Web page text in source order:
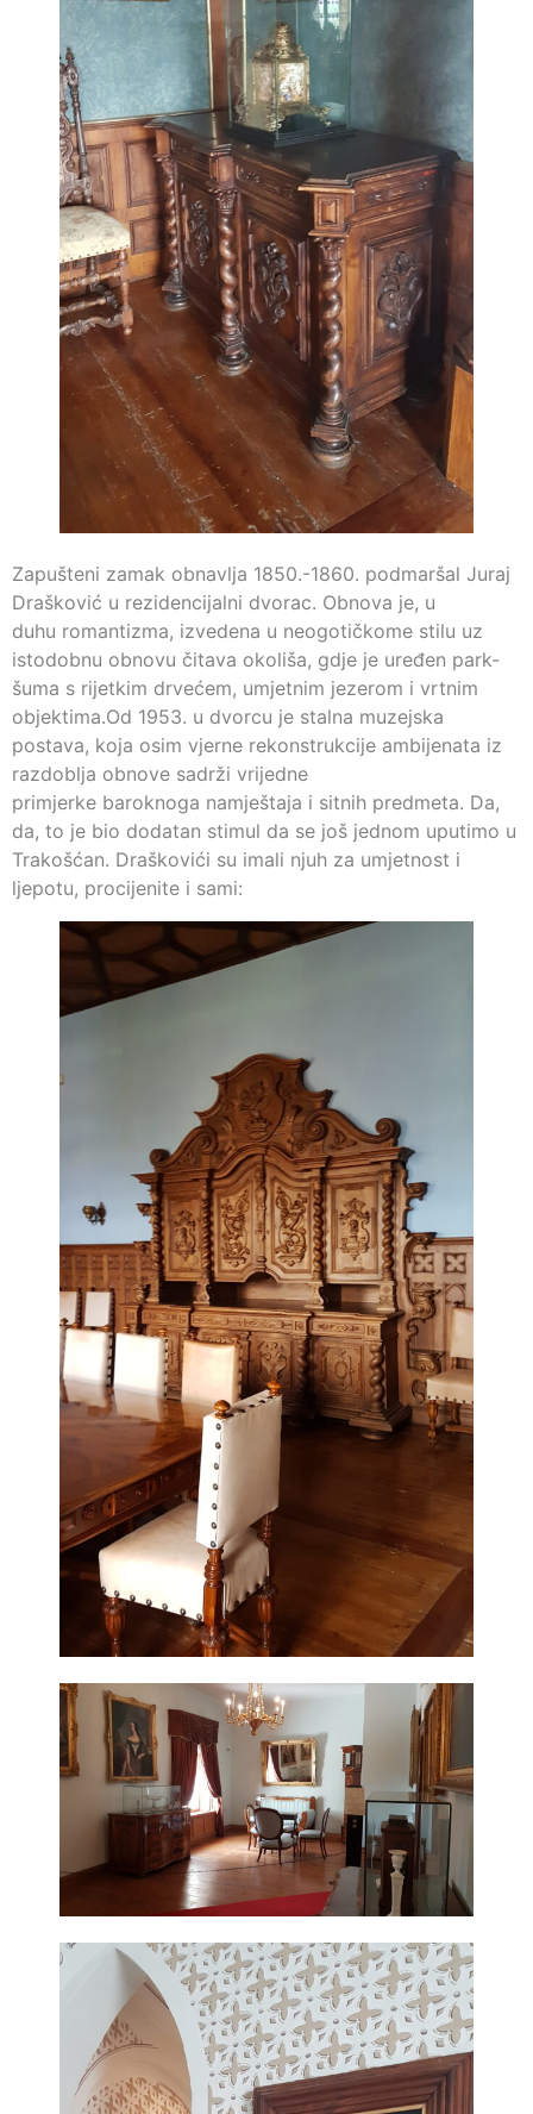
Zapušteni zamak obnavlja 1850.-1860. podmaršal Juraj
Drašković u rezidencijalni dvorac. Obnova je, u
duhu romantizma, izvedena u neogotičkome stilu uz
istodobnu obnovu čitava okoliša, gdje je uređen park-
šuma s rijetkim drvećem, umjetnim jezerom i vrtnim
objektima.Od 1953. u dvorcu je stalna muzejska
postava, koja osim vjerne rekonstrukcije ambijenata iz
razdoblja obnove sadrži vrijedne
primjerke baroknoga namještaja i sitnih predmeta. Da,
da, to je bio dodatan stimul da se još jednom uputimo u
Trakošćan. Draškovići su imali njuh za umjetnost i
ljepotu, procijenite i sami: